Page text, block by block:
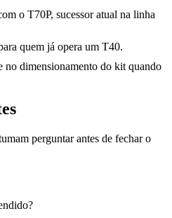
o T70P, sucessor atual na linha
quem já opera um T40.
no dimensionamento do kit quando
perguntar antes de fechar o